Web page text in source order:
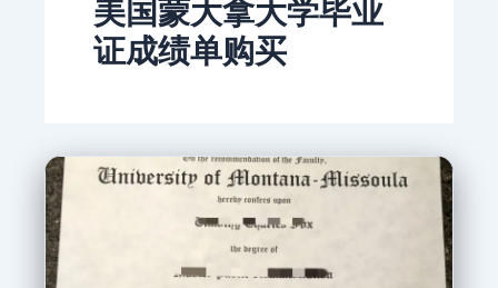
美国蒙大拿大学毕业
证成绩单购买